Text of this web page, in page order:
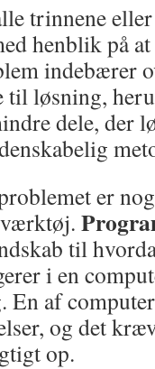
trinnene
henblik på
indebærer
løsning,
dele, der
er
til
i en
af
og det
op.